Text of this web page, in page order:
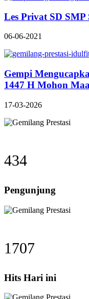
Les Privat SD SMP
06-06-2021
Gempi
1447 H Mohon
17-03-2026
434
Pengunjung
1707
Hits Hari ini